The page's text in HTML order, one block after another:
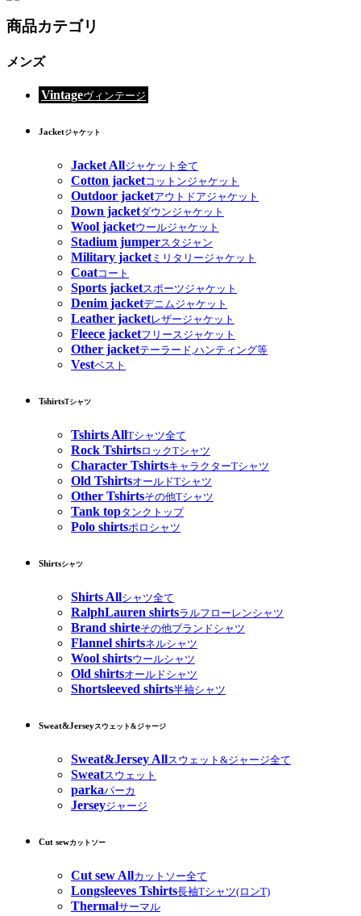
商品カテゴリ
メンズ
Vintageヴィンテージ
Jacketジャケット
Jacket Allジャケット全て
Cotton jacketコットンジャケット
Outdoor jacketアウトドアジャケット
Down jacketダウンジャケット
Wool jacketウールジャケット
Stadium jumperスタジャン
Military jacketミリタリージャケット
Coatコート
Sports jacketスポーツジャケット
Denim jacketデニムジャケット
Leather jacketレザージャケット
Fleece jacketフリースジャケット
Other jacketテーラード,ハンティング等
Vestベスト
TshirtsTシャツ
Tshirts AllTシャツ全て
Rock TshirtsロックTシャツ
Character TshirtsキャラクターTシャツ
Old TshirtsオールドTシャツ
Other Tshirtsその他Tシャツ
Tank topタンクトップ
Polo shirtsポロシャツ
Shirtsシャツ
Shirts Allシャツ全て
RalphLauren shirtsラルフローレンシャツ
Brand shirteその他ブランドシャツ
Flannel shirtsネルシャツ
Wool shirtsウールシャツ
Old shirtsオールドシャツ
Shortsleeved shirts半袖シャツ
Sweat&Jerseyスウェット&ジャージ
Sweat&Jersey Allスウェット&ジャージ全て
Sweatスウェット
parkaパーカ
Jerseyジャージ
Cut sewカットソー
Cut sew Allカットソー全て
Longsleeves Tshirts長袖Tシャツ(ロンT)
Thermalサーマル